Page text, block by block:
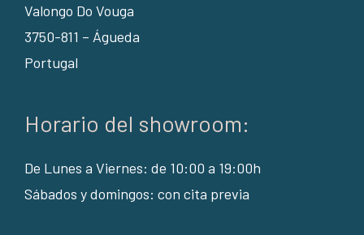
Valongo Do Vouga
3750-811 – Águeda
Portugal
Horario del showroom:
De Lunes a Viernes: de 10:00 a 19:00h
Sábados y domingos: con cita previa